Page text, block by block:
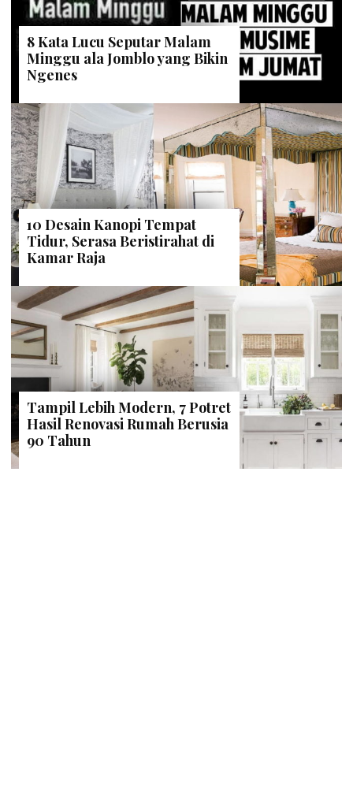
8 Kata Lucu Seputar Malam
Minggu ala Jomblo yang Bikin
Ngenes
10 Desain Kanopi Tempat
Tidur, Serasa Beristirahat di
Kamar Raja
Tampil Lebih Modern, 7 Potret
Hasil Renovasi Rumah Berusia
90 Tahun